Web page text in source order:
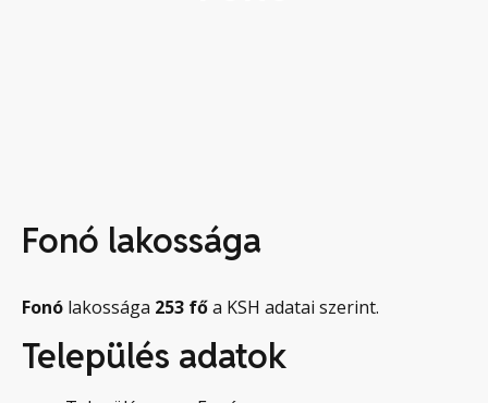
Fonó lakossága
Fonó lakossága 253 főa KSH adatai szerint.
Település adatok